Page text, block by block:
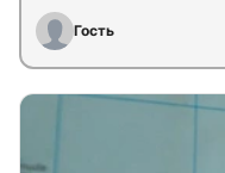
Гость